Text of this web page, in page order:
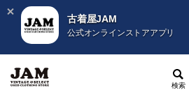
古着屋JAM
公式オンラインストアアプリ
検索